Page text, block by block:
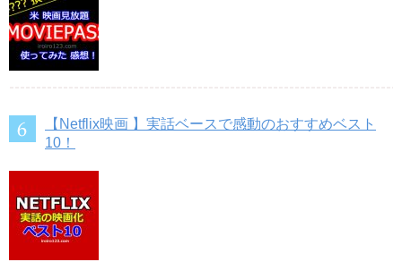
【Netflix映画 】実話ベースで感動のおすすめベスト
10！